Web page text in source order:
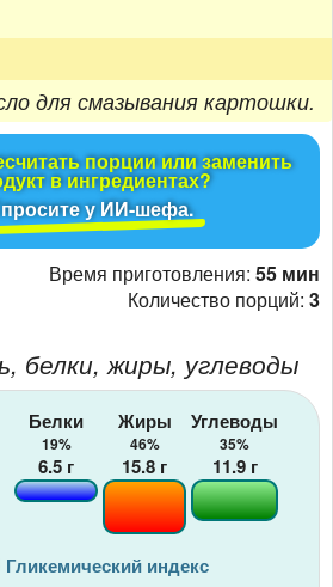
для смазывания картошки.
порции или заменить
в ингредиентах?
у ИИ-шефа.
Время приготовления: 55 мин
Количество порций: 3
белки, жиры, углеводы
Белки
19%
6.5 г
Жиры
46%
15.8 г
Углеводы
35%
11.9г
Гликемический индекс